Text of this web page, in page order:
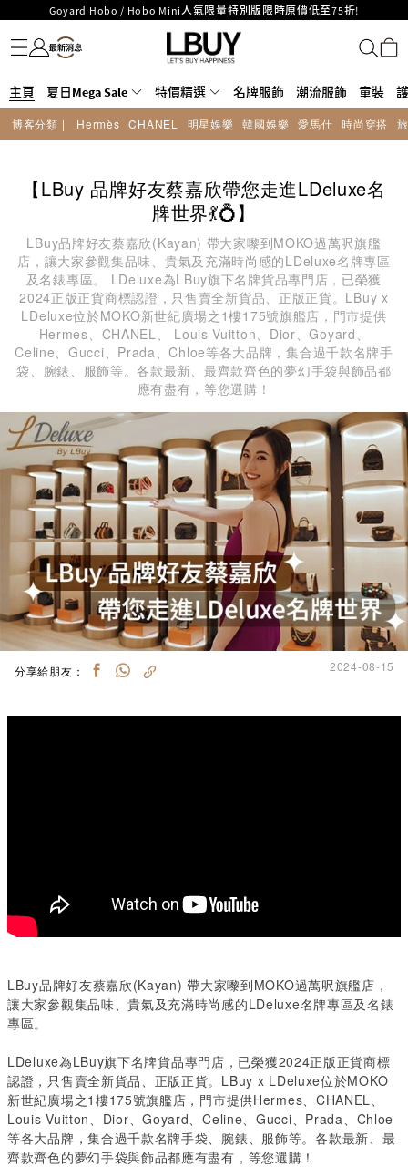
Goyard Hobo / Hobo Mini人氣限量特別版限時原價低至75折!
LBuy呈獻 - Hermès 及 Chanel 手袋及首飾原價低至6折，立即入手!
LBuy Nintendo Switch / Nintendo Switch 2 正規商品零售店登陸MOKO 4樓
重要通告：銀行轉帳及轉數快付款注意事項
購物滿HKD500即享免運費！
LBuy獲香港知識產權署頒發2026《正版正貨承諾》商標
名牌服飾
潮流服飾
童裝
護膚美妝
香水香薰
個人護理
母嬰護理
遊戲及精品玩具
文儀用品
家居生活
電子產品
美食
醫藥保健
運動與戶外用品
主頁 夏日Mega Sale 特價精選 名牌服飾 潮流服飾 童裝
博客分類 | Hermès CHANEL 明星娛樂 韓國娛樂 愛馬仕 時尚穿搭
【LBuy 品牌好友蔡嘉欣帶您走進LDeluxe名
牌世界💃💍】
LBuy品牌好友蔡嘉欣(Kayan) 帶大家嚟到MOKO過萬呎旗艦
店，讓大家參觀集品味、貴氣及充滿時尚感的LDeluxe名牌專區
及名錶專區。 LDeluxe為LBuy旗下名牌貨品專門店，已榮獲
2024正版正貨商標認證，只售賣全新貨品、正版正貨。LBuy x
LDeluxe位於MOKO新世紀廣場之1樓175號旗艦店，門市提供
Hermes、CHANEL、 Louis Vuitton、Dior、Goyard、
Celine、Gucci、Prada、Chloe等各大品牌，集合過千款名牌手
袋、腕錶、服飾等。各款最新、最齊款齊色的夢幻手袋與飾品都
應有盡有，等您選購！
分享給朋友： 2024-08-15
LBuy品牌好友蔡嘉欣(Kayan) 帶大家嚟到MOKO過萬呎旗艦店，
讓大家參觀集品味、貴氣及充滿時尚感的LDeluxe名牌專區及名錶
專區。
LDeluxe為LBuy旗下名牌貨品專門店，已榮獲2024正版正貨商標
認證，只售賣全新貨品、正版正貨。LBuy x LDeluxe位於MOKO
新世紀廣場之1樓175號旗艦店，門市提供Hermes、CHANEL、
Louis Vuitton、Dior、Goyard、Celine、Gucci、Prada、Chloe
等各大品牌，集合過千款名牌手袋、腕錶、服飾等。各款最新、最
齊款齊色的夢幻手袋與飾品都應有盡有，等您選購！